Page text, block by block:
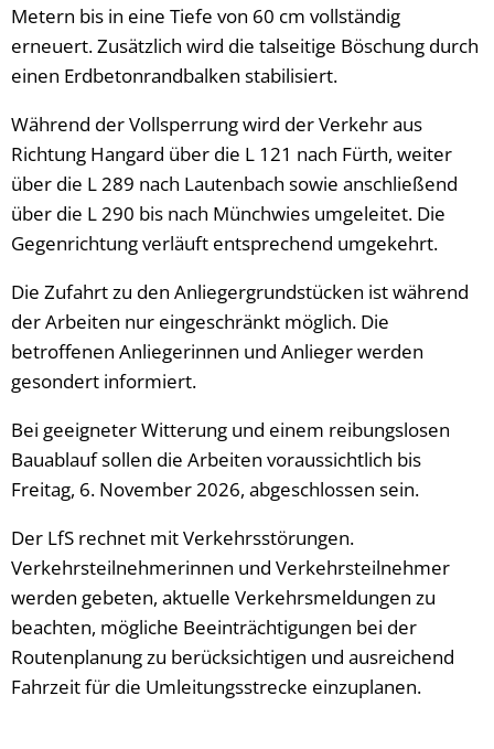
Metern bis in eine Tiefe von 60 cm vollständig
erneuert. Zusätzlich wird die talseitige Böschung durch
einen Erdbetonrandbalken stabilisiert.
Während der Vollsperrung wird der Verkehr aus
Richtung Hangard über die L 121 nach Fürth, weiter
über die L 289 nach Lautenbach sowie anschließend
über die L 290 bis nach Münchwies umgeleitet. Die
Gegenrichtung verläuft entsprechend umgekehrt.
Die Zufahrt zu den Anliegergrundstücken ist während
der Arbeiten nur eingeschränkt möglich. Die
betroffenen Anliegerinnen und Anlieger werden
gesondert informiert.
Bei geeigneter Witterung und einem reibungslosen
Bauablauf sollen die Arbeiten voraussichtlich bis
Freitag, 6. November 2026, abgeschlossen sein.
Der LfS rechnet mit Verkehrsstörungen.
Verkehrsteilnehmerinnen und Verkehrsteilnehmer
werden gebeten, aktuelle Verkehrsmeldungen zu
beachten, mögliche Beeinträchtigungen bei der
Routenplanung zu berücksichtigen und ausreichend
Fahrzeit für die Umleitungsstrecke einzuplanen.